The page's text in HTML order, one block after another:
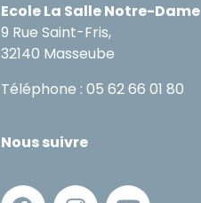
Ecole La Salle Notre-Dame
9 Rue Saint-Fris,
32140 Masseube
Téléphone : 05 62 66 01 80
Nous suivre